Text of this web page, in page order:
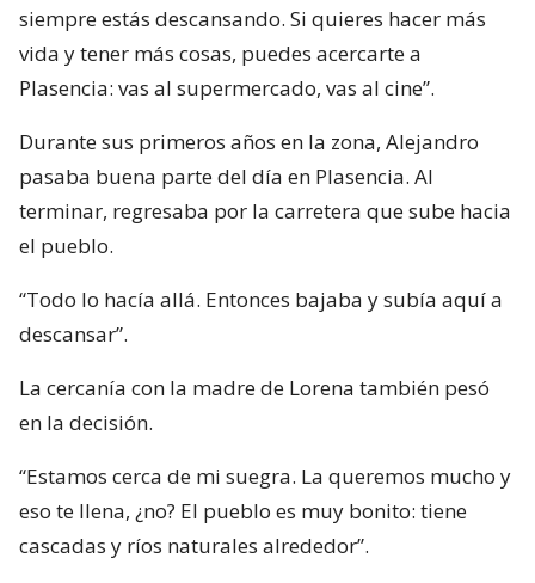
siempre estás descansando. Si quieres hacer más
vida y tener más cosas, puedes acercarte a
Plasencia: vas al supermercado, vas al cine”.
Durante sus primeros años en la zona, Alejandro
pasaba buena parte del día en Plasencia. Al
terminar, regresaba por la carretera que sube hacia
el pueblo.
“Todo lo hacía allá. Entonces bajaba y subía aquí a
descansar”.
La cercanía con la madre de Lorena también pesó
en la decisión.
“Estamos cerca de mi suegra. La queremos mucho y
eso te llena, ¿no? El pueblo es muy bonito: tiene
cascadas y ríos naturales alrededor”.